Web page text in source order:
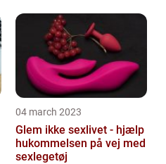
04 march 2023
Glem ikke sexlivet - hjælp
hukommelsen på vej med
sexlegetøj